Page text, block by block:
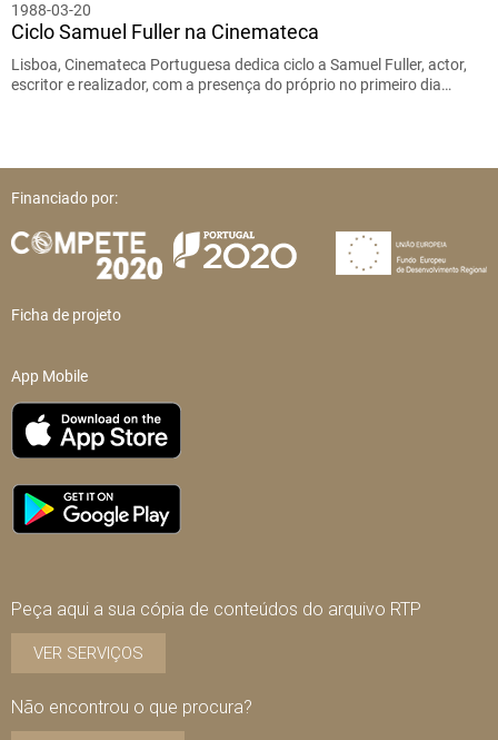
1988-03-20
Ciclo Samuel Fuller na Cinemateca
Lisboa, Cinemateca Portuguesa dedica ciclo a Samuel Fuller, actor,
escritor e realizador, com a presença do próprio no primeiro dia…
Financiado por:
Ficha de projeto
App Mobile
Peça aqui a sua cópia de conteúdos do arquivo RTP
VER SERVIÇOS
Não encontrou o que procura?